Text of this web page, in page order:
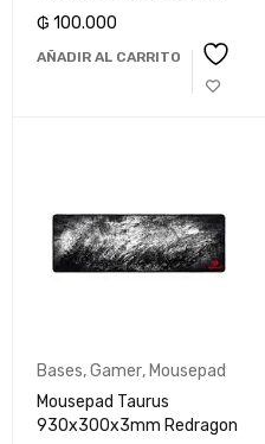
₲ 100.000
AÑADIR AL CARRITO
Bases,Gamer, Mousepad
Mousepad Taurus
930x300x3mm Redragon